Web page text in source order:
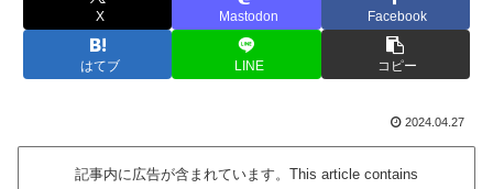
X Mastodon Facebook
はてブ LINE コピー
2024.04.27
記事内に広告が含まれています。This article contains